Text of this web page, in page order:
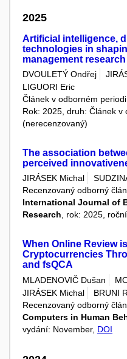
2025
Artificial intelligence,
technologies in
management research
DVOULETÝ Ondřej
LIGUORI Eric
Článek v odborném
Rok: 2025, druh: Článek v
(nerecenzovaný)
The association
perceived
JIRÁSEK Michal
Recenzovaný odborný
International Journal of
Research, rok: 2025,
When Online Review
Cryptocurrencies
and fsQCA
MLADENOVIČ Dušan
JIRÁSEK Michal
BRUNI
Recenzovaný odborný
Computers in Human
vydání: November, DOI